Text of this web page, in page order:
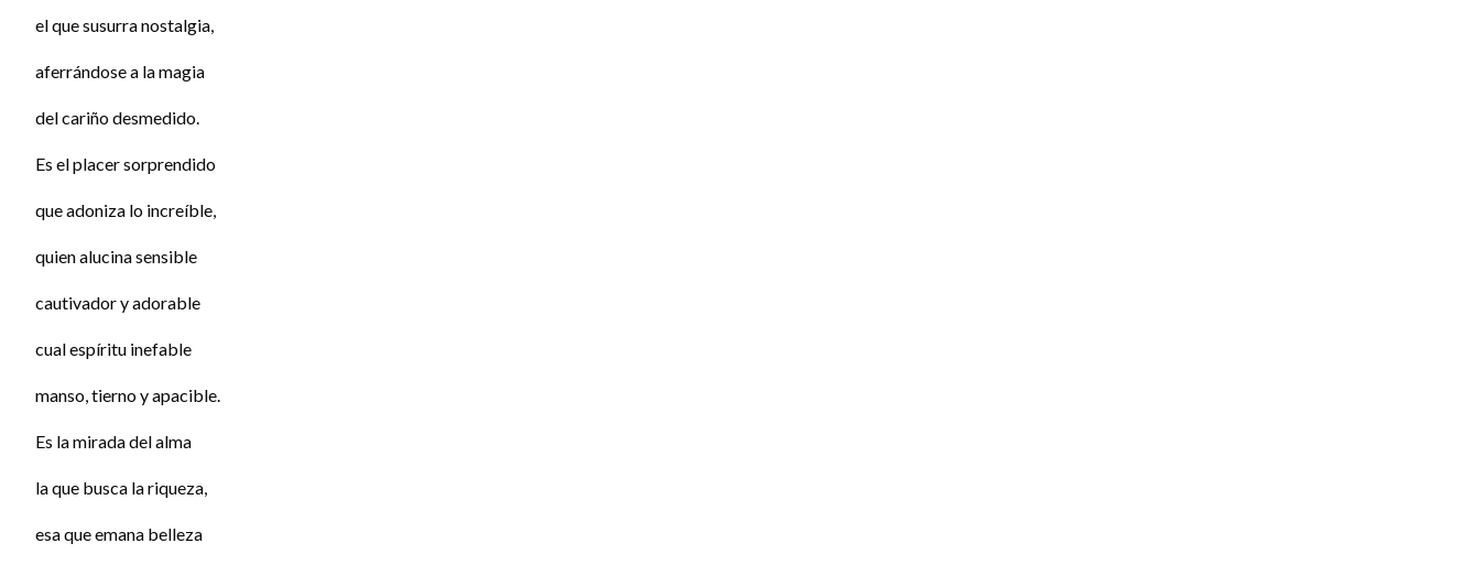
el que susurra nostalgia,
aferrándose a la magia
del cariño desmedido.
Es el placer sorprendido
que adoniza lo increíble,
quien alucina sensible
cautivador y adorable
cual espíritu inefable
manso, tierno y apacible.
Es la mirada del alma
la que busca la riqueza,
esa que emana belleza